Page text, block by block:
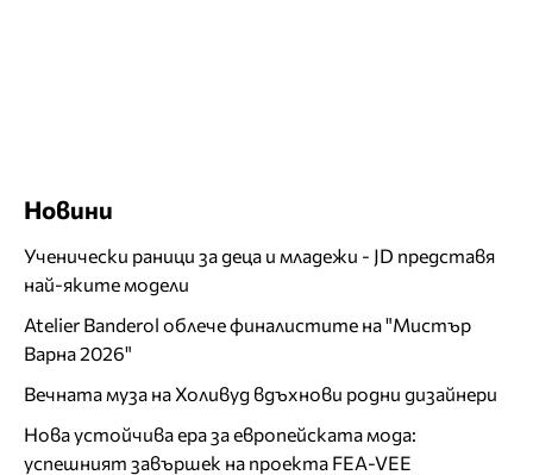
Новини
Ученически раници за деца и младежи - JD представя
най-яките модели
Atelier Banderol облече финалистите на "Мистър
Варна 2026"
Вечната муза на Холивуд вдъхнови родни дизайнери
Нова устойчива ера за европейската мода:
успешният завършек на проекта FEA-VEE